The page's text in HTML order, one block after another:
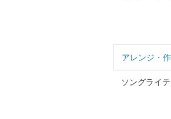
アレンジ・
ソングライ